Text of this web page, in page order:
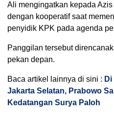
Ali mengingatkan kepada
dengan kooperatif saat
penyidik KPK pada agenda
Panggilan tersebut
pekan depan.
Baca artikel lainnya di sini :
Jakarta Selatan, Prabowo
Kedatangan Surya Paloh